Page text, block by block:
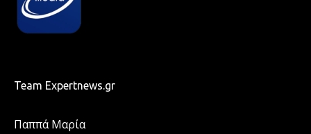
Team Expertnews.gr
Παππά Μαρία